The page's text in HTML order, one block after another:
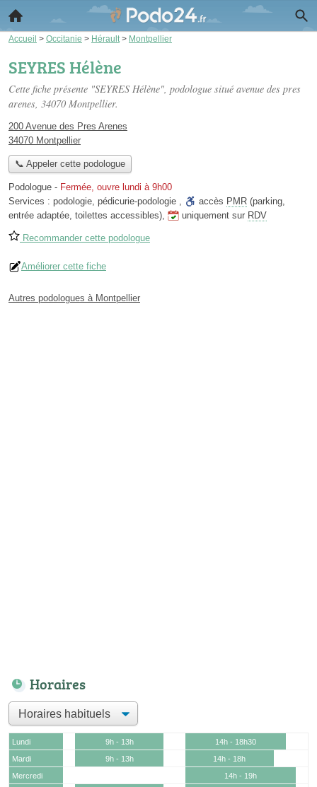
Accueil > Occitanie > Hérault > Montpellier
SEYRES Hélène
Cette fiche présente "SEYRES Hélène", podologue situé avenue des pres
arenes, 34070 Montpellier.
200 Avenue des Pres Arenes
34070 Montpellier
📞 Appeler cette podologue
Podologue - Fermée, ouvre lundi à 9h00
Services : podologie, pédicurie-podologie , accès PMR (parking,
entrée adaptée, toilettes accessibles), uniquement sur RDV
Recommander cette podologue
Améliorer cette fiche
Autres podologues à Montpellier
Horaires
Lundi 9h - 13h
14h - 18h30
Mardi
9h - 13h
14h - 18h
Mercredi
14h - 19h